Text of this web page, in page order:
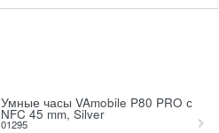
Умные часы VAmobile P80 PRO с
NFC 45 mm, Silver
01295